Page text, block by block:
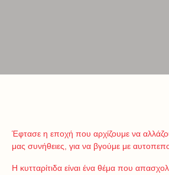
Έφτασε η εποχή που αρχίζουμε να
μας συνήθειες, για να βγούμε με
Η κυτταρίτιδα είναι ένα θέμα που